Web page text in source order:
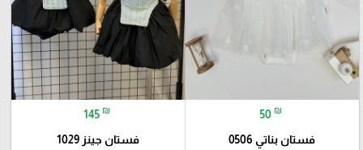
50 ₪
فستان بناتي 0506
145 ₪
فستان جينز 1029